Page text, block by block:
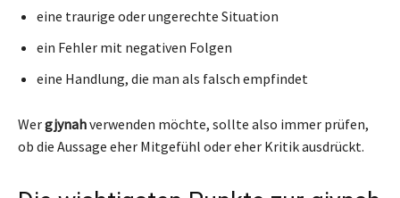
eine traurige oder ungerechte Situation
ein Fehler mit negativen Folgen
eine Handlung, die man als falsch empfindet
Wergjynahverwenden möchte, sollte also immer prüfen,
ob die Aussage eher Mitgefühl oder eher Kritik ausdrückt.